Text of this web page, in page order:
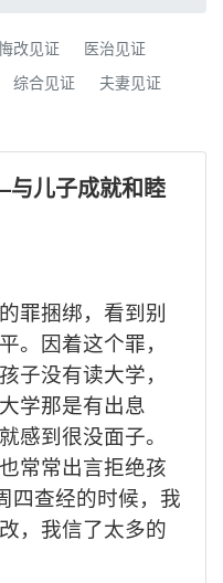
改见证
医治见证
综合见证
夫妻见证
儿子成就和睦
罪捆绑，看到别
。因着这个罪，
子没有读大学，
学那是有出息
感到很没面子。
常常出言拒绝孩
四查经的时候，我
，我信了太多的